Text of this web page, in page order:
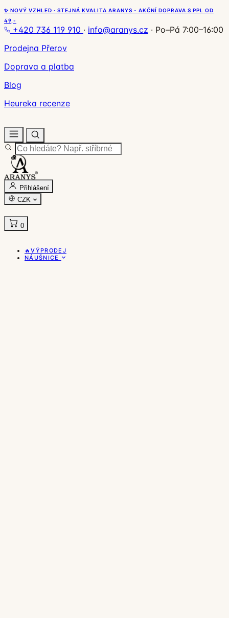
✨ NOVÝ VZHLED · STEJNÁ KVALITA ARANYS - AKČNÍ DOPRAVA S PPL OD
49,-
+420 736 119 910 · info@aranys.cz · Po–Pá 7:00–16:00
Prodejna Přerov
Doprava a platba
Blog
Heureka recenze
Přihlášení
CZK
0
🔥VÝPRODEJ
NÁUŠNICE